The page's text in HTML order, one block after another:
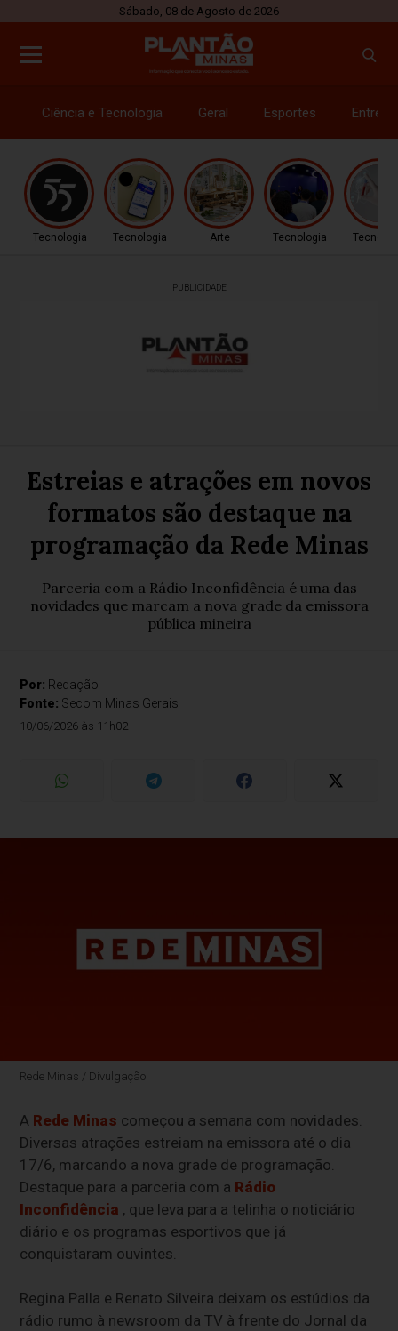
Sábado, 08 de Agosto de 2026
Ciência e Tecnologia Geral Esportes
Tecnologia Tecnologia Arte Tecnologia
PUBLICIDADE
Estreias e atrações em novos
formatos são destaque na
programação da Rede Minas
Parceria com a Rádio Inconfidência é uma das
novidades que marcam a nova grade da emissora
pública mineira
Por: Redação
Fonte: Secom Minas Gerais
10/06/2026 às 11h02
Rede Minas / Divulgação
A Rede Minas começou a semana com novidades.
Diversas atrações estreiam na emissora até o dia
17/6, marcando a nova grade de programação.
Destaque para a parceria com a Rádio
Inconfidência , que leva para a telinha o noticiário
diário e os programas esportivos que já
conquistaram ouvintes.
Regina Palla e Renato Silveira deixam os estúdios da
rádio rumo à newsroom da TV à frente do Jornal da